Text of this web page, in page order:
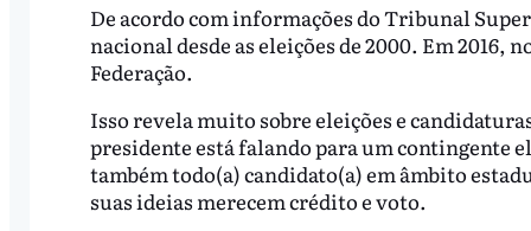
De acordo com informações do Tribunal
nacional desde as eleições de 2000. Em 2016,
Federação.
Isso revela muito sobre eleições e
presidente está falando para um contingente
também todo(a) candidato(a) em âmbito
suas ideias merecem crédito e voto.